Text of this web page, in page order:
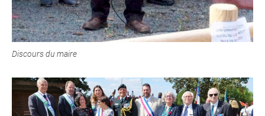
Discours du maire